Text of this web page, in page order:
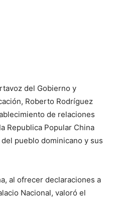
del Gobierno y
Roberto Rodríguez
de relaciones
Republica Popular China
pueblo dominicano y sus
al ofrecer declaraciones a
Nacional, valoró el